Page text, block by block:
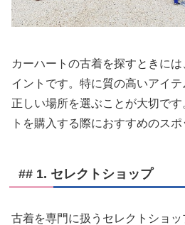
カーハートの古着を探すときに
イントです。特に質の高いアイテ
正しい場所を選ぶことが大切で
トを購入する際におすすめのスポ
## 1. セレクトショップ
古着を専門に扱うセレクトショ